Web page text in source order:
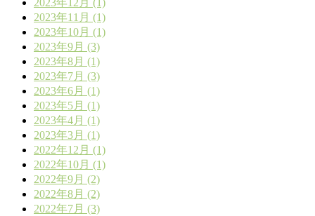
2023年12月 (1)
2023年11月 (1)
2023年10月 (1)
2023年9月 (3)
2023年8月 (1)
2023年7月 (3)
2023年6月 (1)
2023年5月 (1)
2023年4月 (1)
2023年3月 (1)
2022年12月 (1)
2022年10月 (1)
2022年9月 (2)
2022年8月 (2)
2022年7月 (3)